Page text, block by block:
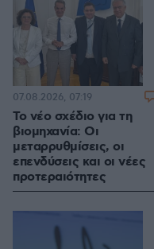
Το νέο σχέδιο για τη
βιομηχανία: Οι
μεταρρυθμίσεις, οι
επενδύσεις και οι νέες
προτεραιότητες
07.08.2026, 07:19